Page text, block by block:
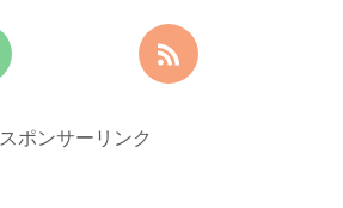
スポンサーリンク